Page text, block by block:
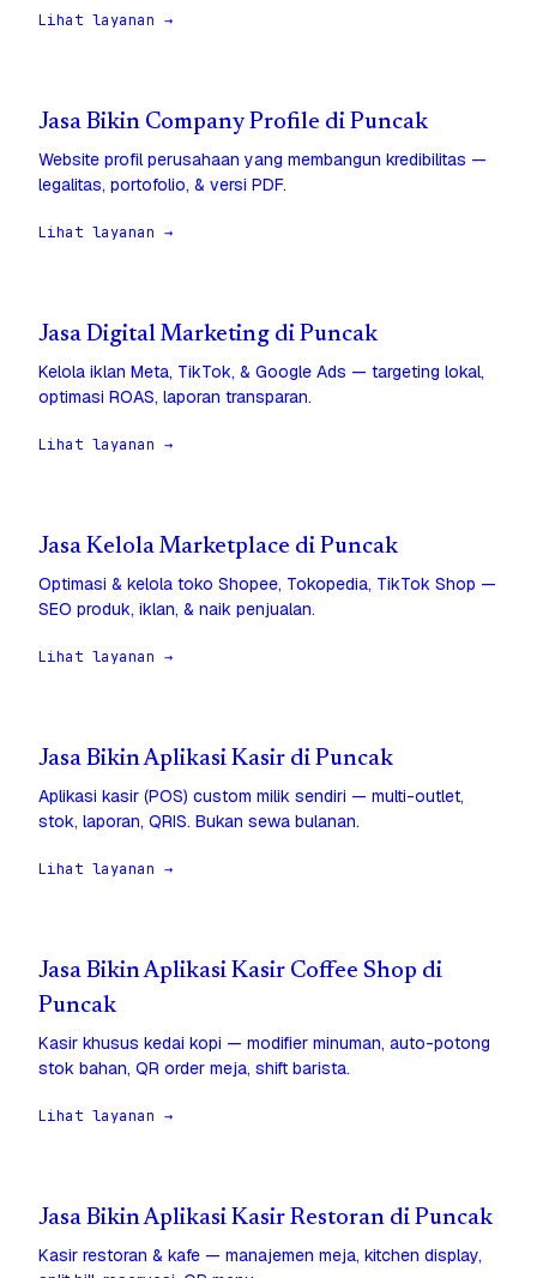
Lihat layanan →
Jasa Bikin Company Profile di Puncak
Website profil perusahaan yang membangun kredibilitas —
legalitas, portofolio, & versi PDF.
Lihat layanan →
Jasa Digital Marketing di Puncak
Kelola iklan Meta, TikTok, & Google Ads — targeting lokal,
optimasi ROAS, laporan transparan.
Lihat layanan →
Jasa Kelola Marketplace di Puncak
Optimasi & kelola toko Shopee, Tokopedia, TikTok Shop —
SEO produk, iklan, & naik penjualan.
Lihat layanan →
Jasa Bikin Aplikasi Kasir di Puncak
Aplikasi kasir (POS) custom milik sendiri — multi-outlet,
stok, laporan, QRIS. Bukan sewa bulanan.
Lihat layanan →
Jasa Bikin Aplikasi Kasir Coffee Shop di
Puncak
Kasir khusus kedai kopi — modifier minuman, auto-potong
stok bahan, QR order meja, shift barista.
Lihat layanan →
Jasa Bikin Aplikasi Kasir Restoran di Puncak
Kasir restoran & kafe — manajemen meja, kitchen display,